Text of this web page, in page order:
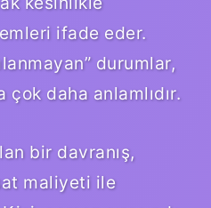
ifade eder.
durumlar,
daha anlamlıdır.
bir davranış,
maliyeti ile